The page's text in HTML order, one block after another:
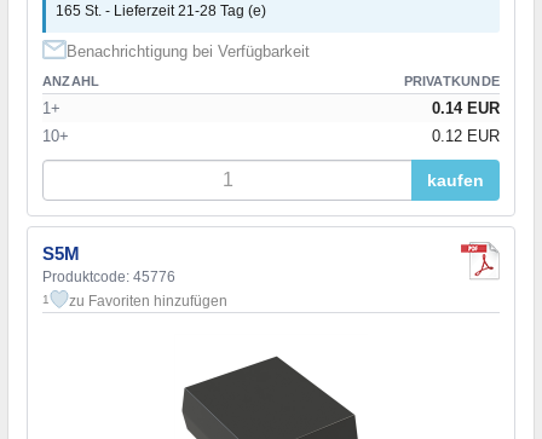
165 St. - Lieferzeit 21-28 Tag (e)
Benachrichtigung bei Verfügbarkeit
ANZAHL PRIVATKUNDE
1+
0.14 EUR
10+
0.12 EUR
kaufen
S5M
Produktcode: 45776
1 zu Favoriten hinzufügen